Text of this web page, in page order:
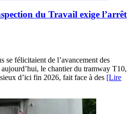
du Travail exige l’arrêt
se félicitaient de l’avancement des
le chantier du tramway T10,
d’ici fin 2026, fait face à des [Lire